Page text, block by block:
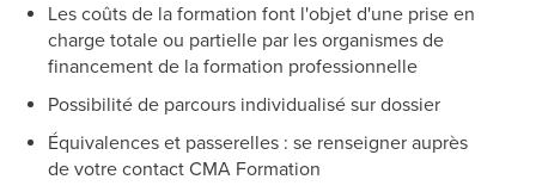
Les coûts de la formation font l'objet d'une prise en
charge totale ou partielle par les organismes de
financement de la formation professionnelle
​Possibilité de parcours individualisé sur dossier
​Équivalences et passerelles : se renseigner auprès
de votre contact CMA Formation